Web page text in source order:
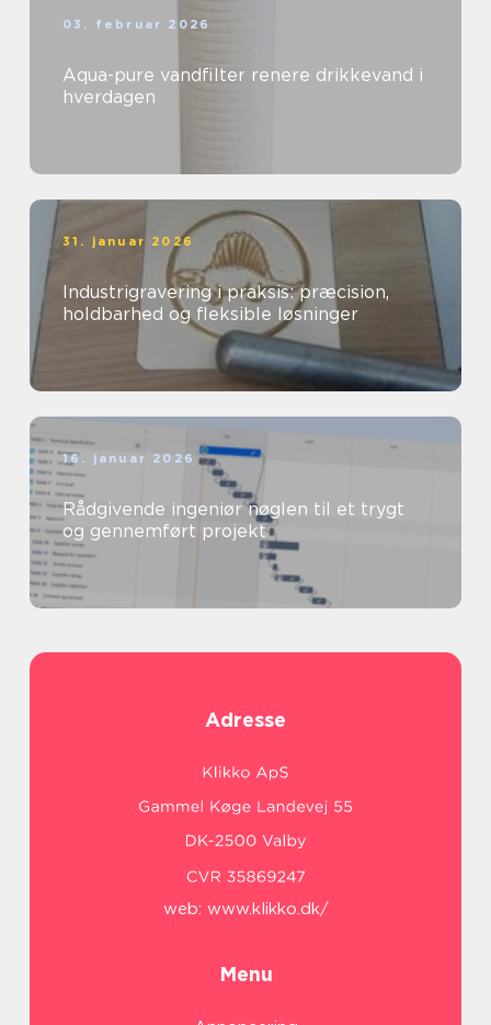
03. februar 2026
Aqua-pure vandfilter renere drikkevand i
hverdagen
31. januar 2026
Industrigravering i praksis: præcision,
holdbarhed og fleksible løsninger
16. januar 2026
Rådgivende ingeniør nøglen til et trygt
og gennemført projekt
Adresse
web: www.klikko.dk/
Menu